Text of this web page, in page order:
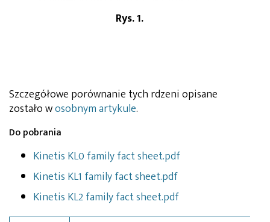
Rys. 1.
Szczegółowe porównanie tych rdzeni opisane
zostało wosobnym artykule.
Do pobrania
Kinetis KL0 family fact sheet.pdf
Kinetis KL1 family fact sheet.pdf
Kinetis KL2 family fact sheet.pdf